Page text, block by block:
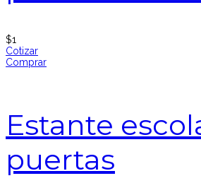
$1
Cotizar
Comprar
Estante
puertas